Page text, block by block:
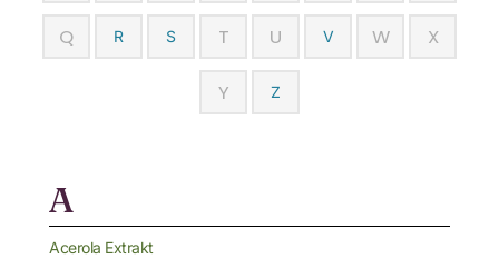
Q R S T U V W X
Y Z
A
Acerola Extrakt